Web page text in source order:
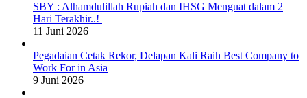
SBY : Alhamdulillah Rupiah dan IHSG Menguat dalam 2
Hari Terakhir..!
11 Juni 2026
Pegadaian Cetak Rekor, Delapan Kali Raih Best Company to
Work For in Asia
9 Juni 2026